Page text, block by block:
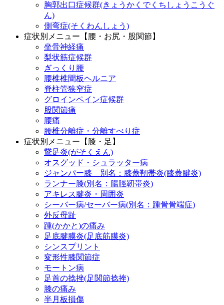
胸郭出口症候群(きょうかくでくちしょうこうぐ
ん)
側弯症(そくわんしょう)
症状別メニュー【腰・お尻・股関節】
坐骨神経痛
梨状筋症候群
ぎっくり腰
腰椎椎間板ヘルニア
脊柱管狭窄症
グロインペイン症候群
股関節痛
腰痛
腰椎分離症・分離すべり症
症状別メニュー【膝・足】
鵞足炎(がそくえん)
オスグッド・シュラッター病
ジャンパー膝 別名：膝蓋靭帯炎(膝蓋腱炎)
ランナー膝(別名：腸脛靭帯炎)
アキレス腱炎・周囲炎
シーバー病/セーバー病(別名：踵骨骨端症)
外反母趾
踵(かかと)の痛み
足底腱膜炎(足底筋膜炎)
シンスプリント
変形性膝関節症
モートン病
足首の捻挫(足関節捻挫)
膝の痛み
半月板損傷